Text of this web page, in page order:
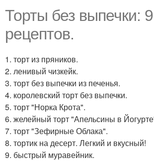
Торты без выпечки: 9
рецептов.
1. торт из пряников.
2. ленивый чизкейк.
3. торт без выпечки из печенья.
4. королевский торт без выпечки.
5. торт "Норка Крота".
6. желейный торт "Апельсины в
7. торт "Зефирные Облака".
8. тортик на десерт. Легкий и вкусный!
9. быстрый муравейник.